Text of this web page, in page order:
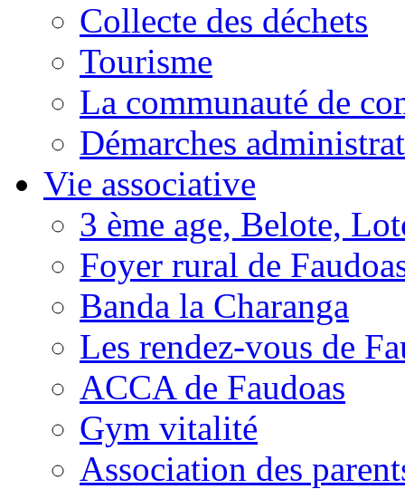
Collecte des déchets
Tourisme
La communauté de
Démarches
Vie associative
3 ème age, Belote,
Foyer rural de
Banda la Charanga
Les rendez-vous de
ACCA de Faudoas
Gym vitalité
Association des